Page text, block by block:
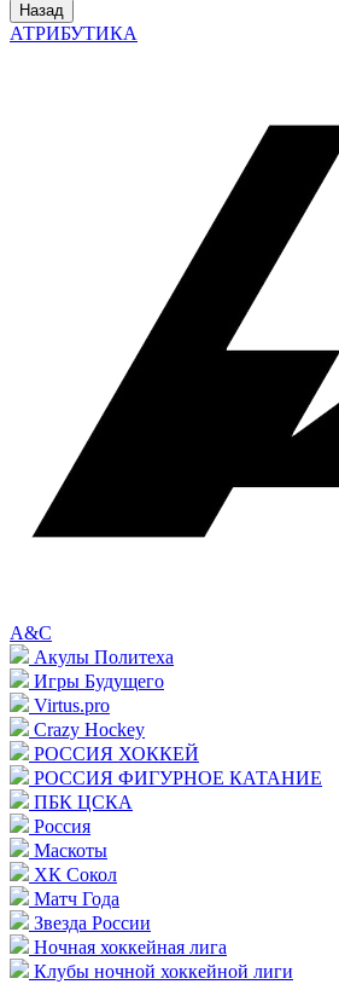
Назад
АТРИБУТИКА
A&C
Акулы Политеха
Игры Будущего
Virtus.pro
Crazy Hockey
РОССИЯ ХОККЕЙ
РОССИЯ ФИГУРНОЕ КАТАНИЕ
ПБК ЦСКА
Россия
Маскоты
ХК Сокол
Матч Года
Звезда России
Ночная хоккейная лига
Клубы ночной хоккейной лиги